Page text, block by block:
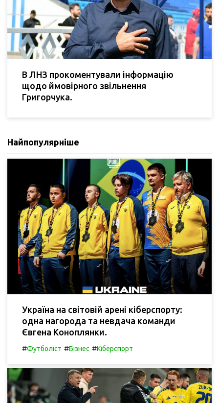
В ЛНЗ прокоментували інформацію
щодо ймовірного звільнення
Григорчука.
Найпопулярніше
Україна на світовій арені кіберспорту:
одна нагорода та невдача команди
Євгена Коноплянки.
#Футболіст #Бізнес #Кіберспорт